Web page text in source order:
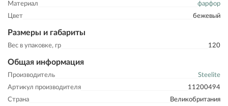
Материал
фарфор
Цвет
бежевый
Размеры и габариты
Вес в упаковке, гр 120
Общая информация
Производитель
Steelite
Артикул производителя
11200494
Страна
Великобритания